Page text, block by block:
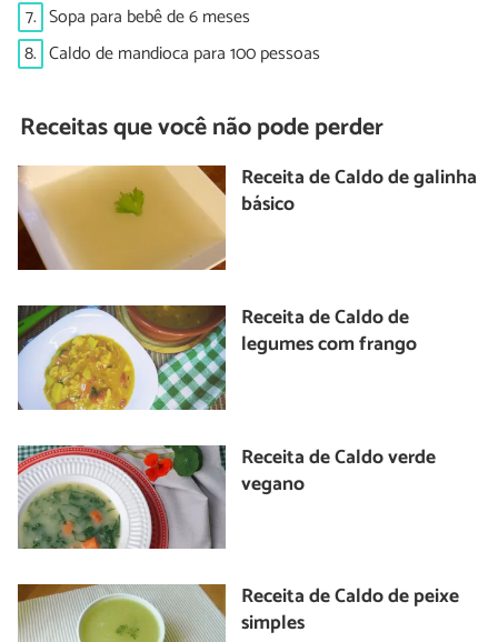
7. Sopa para bebê de 6 meses
8. Caldo de mandioca para 100 pessoas
Receitas que você não pode perder
Receita de Caldo de galinha
básico
Receita de Caldo de
legumes com frango
Receita de Caldo verde
vegano
Receita de Caldo de peixe
simples